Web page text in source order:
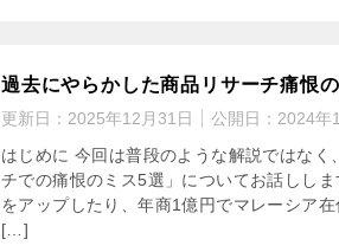
過去にやらかした商品リサーチ痛恨
更新日： 2025年12月31日 公開日： 2024年
はじめに 今回は普段のような解説ではな
チでの痛恨のミス5選」についてお話しし
をアップしたり、年商1億円でマレーシア
[…]